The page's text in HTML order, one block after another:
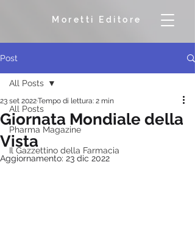
Moretti Editore
Post
All Posts
Pharma Magazine
Il Gazzettino della Farmacia
All Posts
Giornata Mondiale della
Vista
23 set 2022Tempo di lettura: 2 min
Aggiornamento: 23 dic 2022